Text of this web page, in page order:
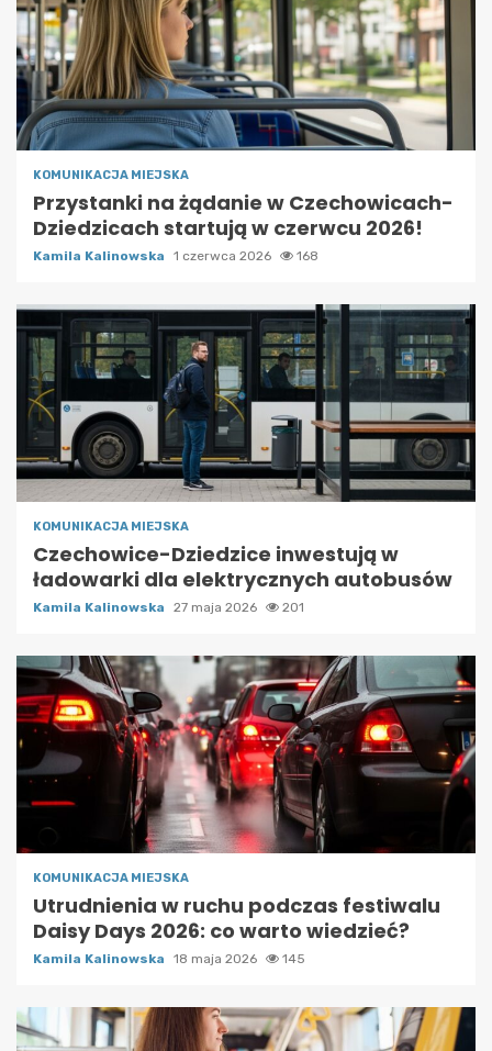
KOMUNIKACJA MIEJSKA
Przystanki na żądanie w Czechowicach-
Dziedzicach startują w czerwcu 2026!
Kamila Kalinowska 1 czerwca 2026 168
KOMUNIKACJA MIEJSKA
Czechowice-Dziedzice inwestują w
ładowarki dla elektrycznych autobusów
Kamila Kalinowska 27 maja 2026 201
KOMUNIKACJA MIEJSKA
Utrudnienia w ruchu podczas festiwalu
Daisy Days 2026: co warto wiedzieć?
Kamila Kalinowska 18 maja 2026 145